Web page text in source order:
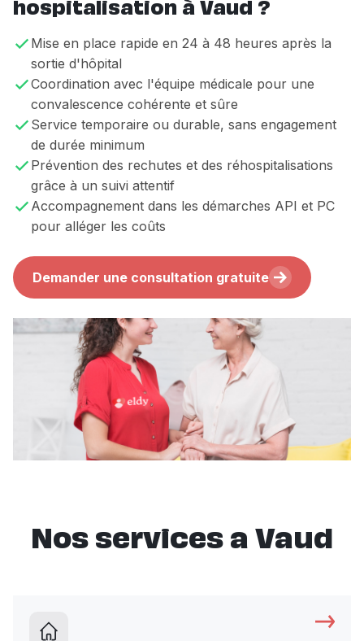
hospitalisation à Vaud ?
Mise en place rapide en 24 à 48 heures après la
sortie d'hôpital
Coordination avec l'équipe médicale pour une
convalescence cohérente et sûre
Service temporaire ou durable, sans engagement
de durée minimum
Prévention des rechutes et des réhospitalisations
grâce à un suivi attentif
Accompagnement dans les démarches API et PC
pour alléger les coûts
Demander une consultation gratuite
Nos services a Vaud